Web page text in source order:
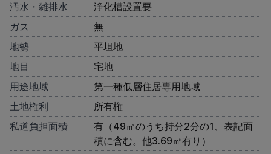
汚水・雑排水
浄化槽設置要
ガス
無
地勢
平坦地
地目
宅地
用途地域
第一種低層住居専用地域
土地権利
所有権
私道負担面積
有（49㎡のうち持分2分の1、表記面
積に含む。他3.69㎡有り）